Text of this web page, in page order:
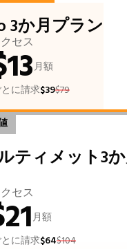
3か月プラン
セス
13月額
に請求$39$79
ティメット3
セス
21月額
に請求$64$104